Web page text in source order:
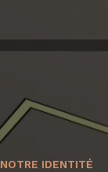
NOTRE IDENTITÉ